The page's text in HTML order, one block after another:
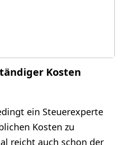
Kosten
ein Steuerexperte
Kosten zu
reicht auch schon der